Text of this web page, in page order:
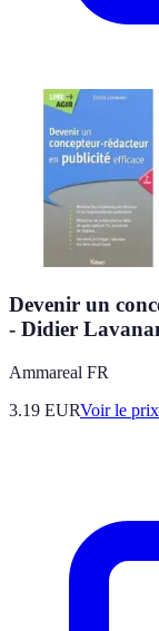
Devenir un
- Didier
Ammareal FR
3.19 EURVoir le prix